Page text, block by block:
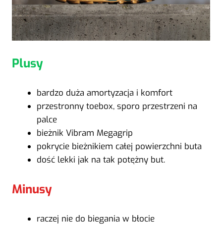
Plusy
bardzo duża amortyzacja i komfort
przestronny toebox, sporo przestrzeni na
palce
bieżnik Vibram Megagrip
pokrycie bieżnikiem całej powierzchni buta
dość lekki jak na tak potężny but.
Minusy
raczej nie do biegania w błocie